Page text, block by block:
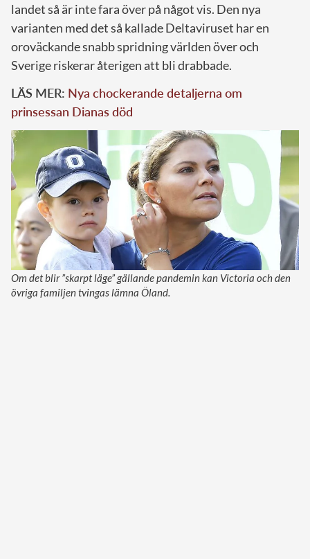
landet så är inte fara över på något vis. Den nya
varianten med det så kallade Deltaviruset har en
oroväckande snabb spridning världen över och
Sverige riskerar återigen att bli drabbade.
LÄS MER: Nya chockerande detaljerna om
prinsessan Dianas död
Om det blir ”skarpt läge” gällande pandemin kan Victoria och den
övriga familjen tvingas lämna Öland.